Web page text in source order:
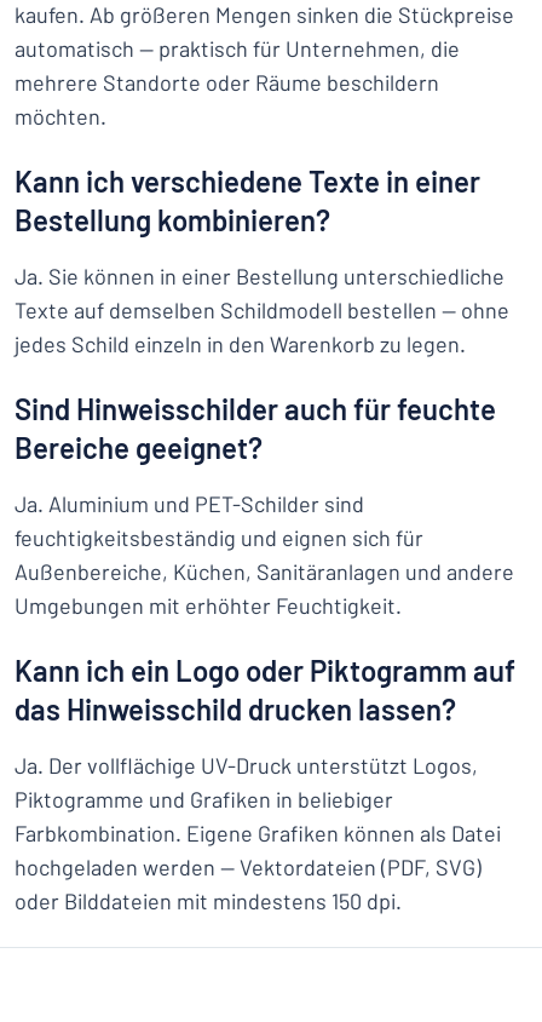
kaufen. Ab größeren Mengen sinken die Stückpreise
automatisch — praktisch für Unternehmen, die
mehrere Standorte oder Räume beschildern
möchten.
Kann ich verschiedene Texte in einer
Bestellung kombinieren?
Ja. Sie können in einer Bestellung unterschiedliche
Texte auf demselben Schildmodell bestellen — ohne
jedes Schild einzeln in den Warenkorb zu legen.
Sind Hinweisschilder auch für feuchte
Bereiche geeignet?
Ja. Aluminium und PET-Schilder sind
feuchtigkeitsbeständig und eignen sich für
Außenbereiche, Küchen, Sanitäranlagen und andere
Umgebungen mit erhöhter Feuchtigkeit.
Kann ich ein Logo oder Piktogramm auf
das Hinweisschild drucken lassen?
Ja. Der vollflächige UV-Druck unterstützt Logos,
Piktogramme und Grafiken in beliebiger
Farbkombination. Eigene Grafiken können als Datei
hochgeladen werden — Vektordateien (PDF, SVG)
oder Bilddateien mit mindestens 150 dpi.